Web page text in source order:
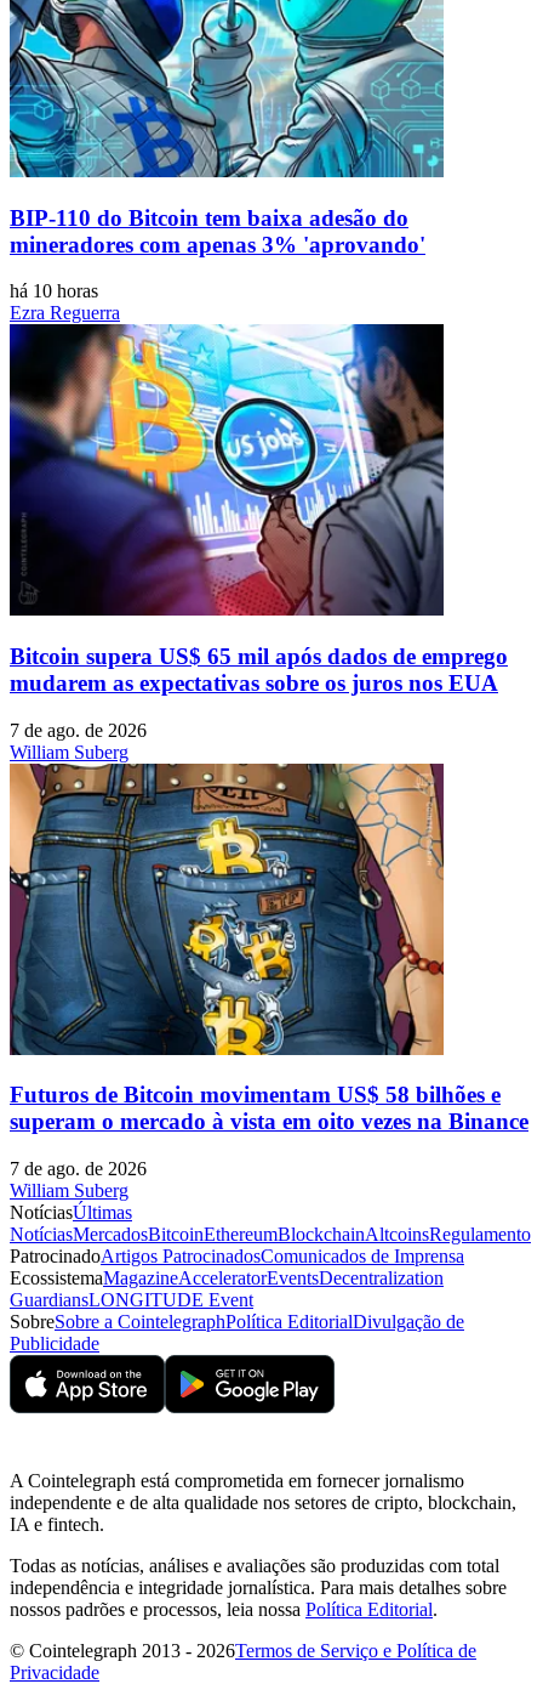
BIP-110 do Bitcoin tem baixa adesão do
mineradores com apenas 3% 'aprovando'
há 10 horas
Ezra Reguerra
Bitcoin supera US$ 65 mil após dados de emprego
mudarem as expectativas sobre os juros nos EUA
7 de ago. de 2026
William Suberg
Futuros de Bitcoin movimentam US$ 58 bilhões e
superam o mercado à vista em oito vezes na Binance
7 de ago. de 2026
William Suberg
NotíciasÚltimas
NotíciasMercadosBitcoinEthereumBlockchainAltcoinsRegulamento
PatrocinadoArtigos PatrocinadosComunicados de Imprensa
EcossistemaMagazineAcceleratorEventsDecentralization
GuardiansLONGITUDE Event
SobreSobre a CointelegraphPolítica EditorialDivulgação de
Publicidade
A Cointelegraph está comprometida em fornecer jornalismo
independente e de alta qualidade nos setores de cripto, blockchain,
IA e fintech.
Todas as notícias, análises e avaliações são produzidas com total
independência e integridade jornalística. Para mais detalhes sobre
nossos padrões e processos, leia nossa Política Editorial.
© Cointelegraph 2013 - 2026Termos de Serviço e Política de
Privacidade